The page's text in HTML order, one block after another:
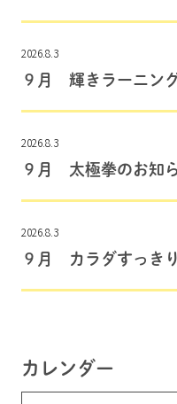
2026.8.3
９月 輝きラーニン
2026.8.3
９月 太極拳のお知
2026.8.3
９月 カラダすっき
カレンダー